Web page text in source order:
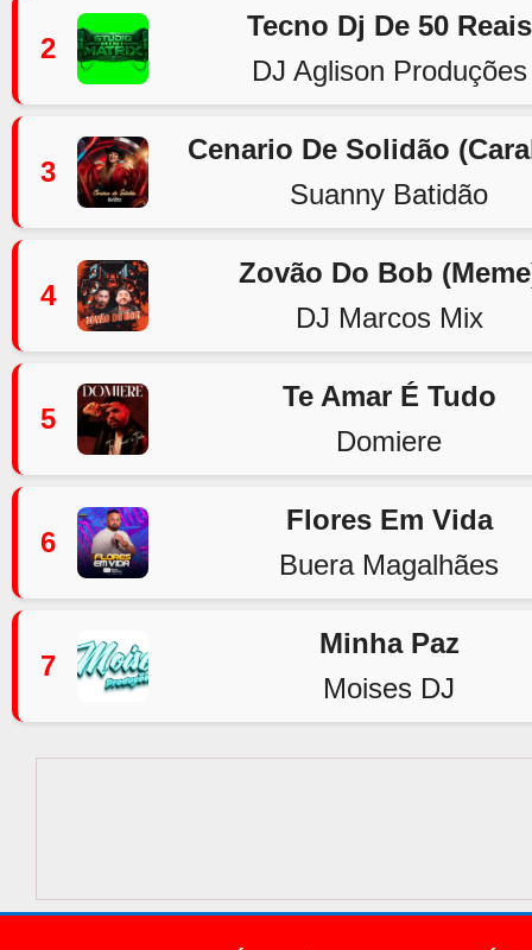
2
Tecno Dj De 50 Reais
DJ Aglison Produções
3
Cenario De Solidão
Suanny Batidão
4
Zovão Do Bob
DJ Marcos Mix
5
Te Amar É Tudo
Domiere
6
Flores Em Vida
Buera Magalhães
7
Minha Paz
Moises DJ